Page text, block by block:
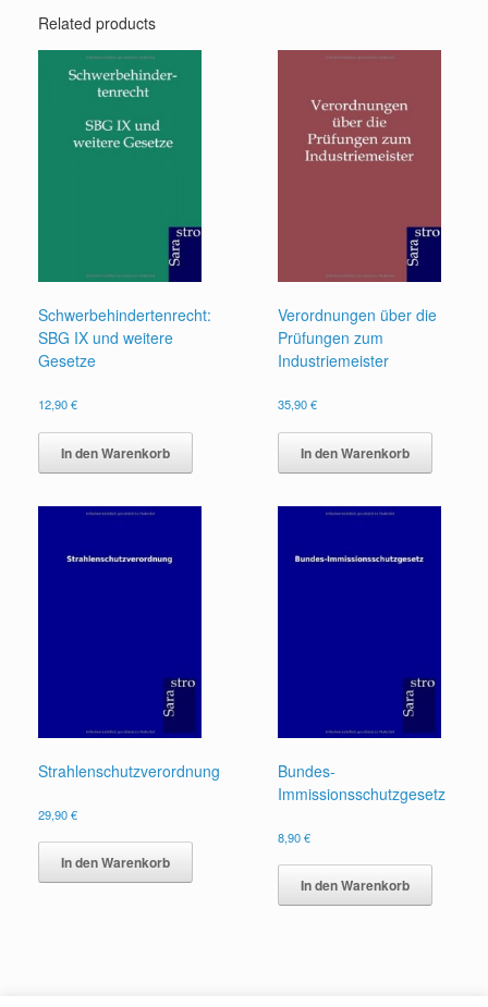
Related products
Schwerbehindertenrecht:
SBG IX und weitere
Gesetze
12,90€
In den Warenkorb
Verordnungen über die
Prüfungen zum
Industriemeister
35,90€
In den Warenkorb
Strahlenschutzverordnung
29,90€
In den Warenkorb
Bundes-
Immissionsschutzgesetz
8,90€
In den Warenkorb